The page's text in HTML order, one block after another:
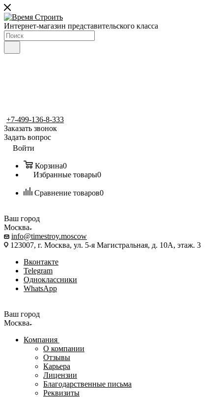
Интернет-магазин представительского класса
+7-499-136-8-333
Заказать звонок
Задать вопрос
Войти
Корзина0
Избранные товары0
Сравнение товаров0
Ваш город
Москва
info@timestroy.moscow
123007, г. Москва, ул. 5-я Магистральная, д. 10А, этаж. 3
Вконтакте
Telegram
Одноклассники
WhatsApp
Ваш город
Москва
Компания
О компании
Отзывы
Карьера
Лицензии
Благодарственные письма
Реквизиты